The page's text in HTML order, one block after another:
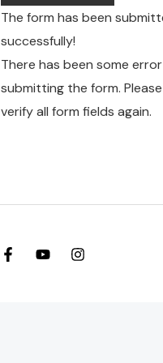
The form has been
successfully!
There has been some
submitting the form. Please
verify all form fields again.